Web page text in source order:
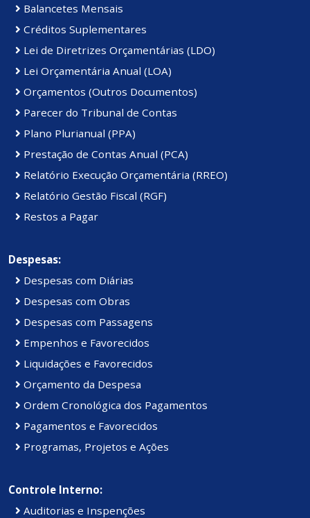
Balancetes Mensais
Créditos Suplementares
Lei de Diretrizes Orçamentárias (LDO)
Lei Orçamentária Anual (LOA)
Orçamentos (Outros Documentos)
Parecer do Tribunal de Contas
Plano Plurianual (PPA)
Prestação de Contas Anual (PCA)
Relatório Execução Orçamentária (RREO)
Relatório Gestão Fiscal (RGF)
Restos a Pagar
Despesas:
Despesas com Diárias
Despesas com Obras
Despesas com Passagens
Empenhos e Favorecidos
Liquidações e Favorecidos
Orçamento da Despesa
Ordem Cronológica dos Pagamentos
Pagamentos e Favorecidos
Programas, Projetos e Ações
Controle Interno:
Auditorias e Inspenções